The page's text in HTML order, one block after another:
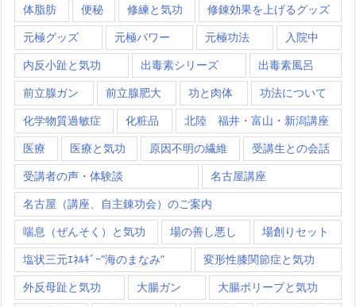
体脂肪 便秘 修練と気功 修錬効果を上げるグッズ
元極グッズ 元極パワー 元極功法 入院中
内反小趾と気功 出毒素シリーズ 出毒素風呂
前立腺ガン 前立腺肥大 功と肉体 功法について
化学物質過敏症 化粧品 北陸 福井・富山・新潟講座
医療 医療と気功 原因不明の繊維 受講生との会話
受講者の声・体験談 名古屋講座
名古屋（講座、自主錬功会）のご案内
喘息（ぜんそく）と気功 場の善し悪し 場創りセット
塩状三元ｴﾈﾙｷﾞｰ”海のまなみ” 変形性膝関節症と気功
外反母趾と気功 大腸ガン 大腸ポリープと気功